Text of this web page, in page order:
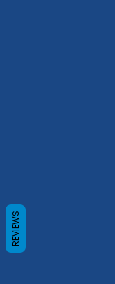
REVIEWS